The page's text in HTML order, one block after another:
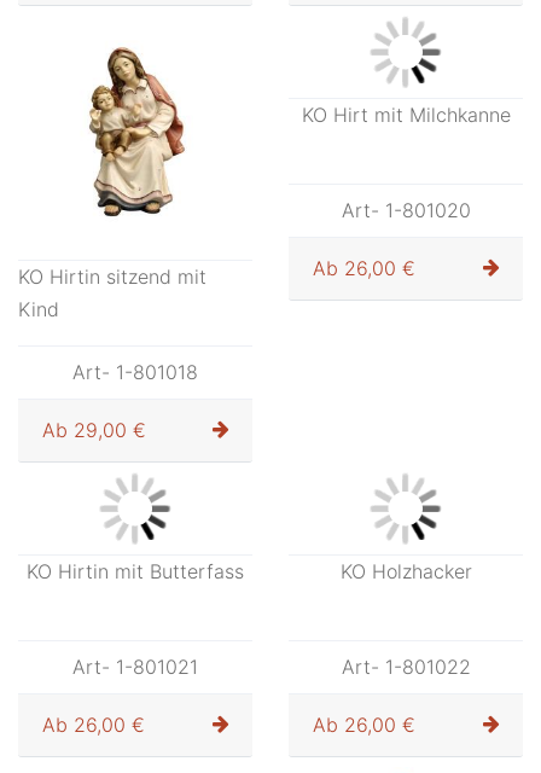
KO Hirtin sitzend mit
Kind
Art- 1-801018
Ab 29,00 €
KO Hirt mit Milchkanne
Art- 1-801020
Ab 26,00 €
KO Hirtin mit Butterfass
Art- 1-801021
Ab 26,00 € KO Holzhacker